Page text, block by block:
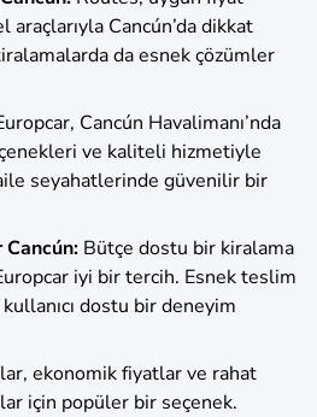
Cancún’da dikkat
da esnek çözümler
Cancún Havalimanı’nda
ve kaliteli hizmetiyle
seyahatlerinde güvenilir bir
Bütçe dostu bir kiralama
iyi bir tercih. Esnek teslim
dostu bir deneyim
ekonomik fiyatlar ve rahat
için popüler bir seçenek.